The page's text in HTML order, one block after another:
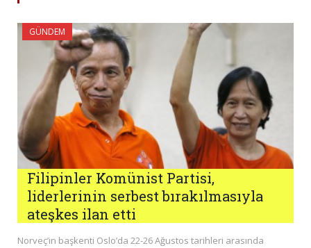
GÜNDEM
Filipinler Komünist Partisi,
liderlerinin serbest bırakılmasıyla
ateşkes ilan etti
Norveç’in başkenti Oslo’da 22-26 Ağustos tarihleri arasında